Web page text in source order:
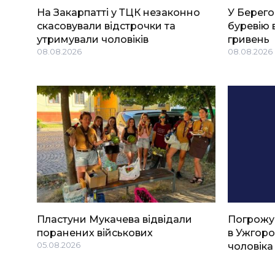
На Закарпатті у ТЦК незаконно
скасовували відстрочки та
утримували чоловіків
08.08.2026
У
буревію
гривень
08.08.2026
Пластуни Мукачева відвідали
поранених військових
05.08.2026
в
чоловіка